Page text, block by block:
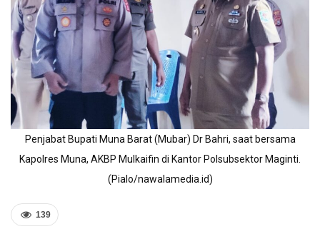
Penjabat Bupati Muna Barat (Mubar) Dr Bahri, saat bersama
Kapolres Muna, AKBP Mulkaifin di Kantor Polsubsektor Maginti.
(Pialo/nawalamedia.id)
139